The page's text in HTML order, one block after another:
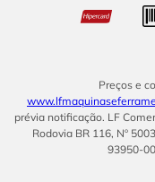
Preços e
prévia notificação. LF
Rodovia BR 116, Nº
93950-